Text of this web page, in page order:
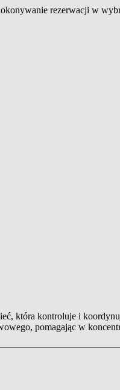
rezerwacji w
która kontroluje i
pomagając w